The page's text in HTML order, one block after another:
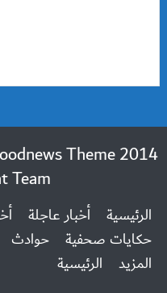
Theme
Team
الرئيسية أخبار عاجلة
حكايات صحفية
حوادث
المزيد
الرئيسية